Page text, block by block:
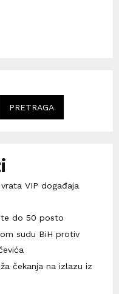
PRETRAGA
VIP događaja
do 50 posto
sudu BiH protiv
čekanja na izlazu iz